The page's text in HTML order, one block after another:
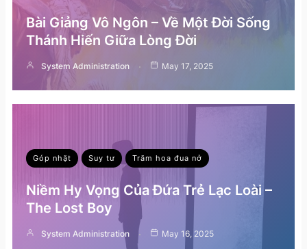
Bài Giảng Vô Ngôn – Về Một Đời Sống
Thánh Hiến Giữa Lòng Đời
System Administration May 17, 2025
Góp nhặt Suy tư Trăm hoa đua nở
Niềm Hy Vọng Của Đứa Trẻ Lạc Loài –
The Lost Boy
System Administration May 16, 2025